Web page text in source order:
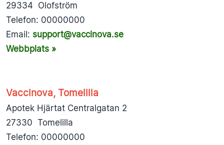
29334 Olofström
Telefon: 00000000
Email: support@vaccinova.se
Webbplats »
Vaccinova, Tomelilla
Apotek Hjärtat Centralgatan 2
27330 Tomelilla
Telefon: 00000000